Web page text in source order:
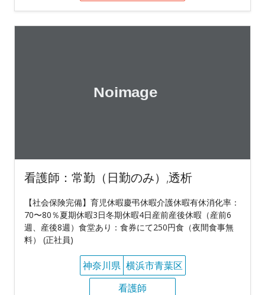
看護師：常勤（日勤のみ）,透析
【社会保険完備】育児休暇慶弔休暇介護休暇有休消化率：
70〜80％夏期休暇3日冬期休暇4日産前産後休暇（産前6
週、産後8週）食堂あり：食券にて250円食（夜間食事無
料） (正社員)
神奈川県 横浜市青葉区
看護師